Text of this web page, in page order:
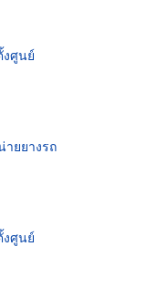
ศูนย์
ยยางรถ
ศูนย์